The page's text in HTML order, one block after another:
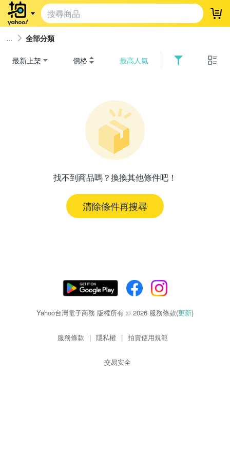
登
全部分類
最新上架 價格 最高人氣
找不到商品嗎？換換其他條件吧！
清除條件再搜尋
Yahoo台灣電子商務 版權所有 © 2026 服務條款(更新)
服務條款 | 隱私權 | 拍賣使用規範
交易安全